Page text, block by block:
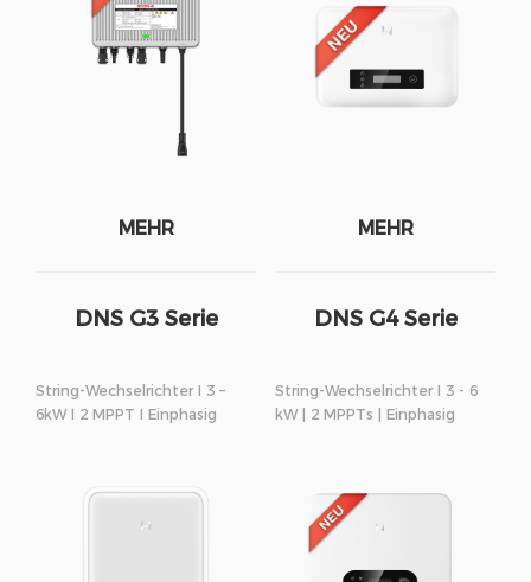
MEHR MEHR
DNS G3 Serie
String-Wechselrichter I 3 –
6kW I 2 MPPT I Einphasig
DNS G4 Serie
String-Wechselrichter I 3 - 6
kW | 2 MPPTs | Einphasig